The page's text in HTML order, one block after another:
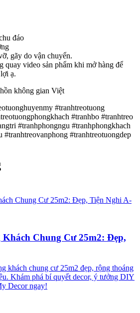
đáo
gãy do vận chuyển.
quay video sản phẩm khi mở hàng để
ạ.
không gian Việt
#tranhtreotuong
#tranhbo #tranhtreo
#tranhphongngu #tranhphongkhach
#tranhtreovanphong #tranhtreotuongdep
Khách Chung Cư 25m2: Đẹp,
khách chung cư 25m2 đẹp, rộng thoáng
Khám phá bí quyết decor, ý tưởng DIY
Decor ngay!